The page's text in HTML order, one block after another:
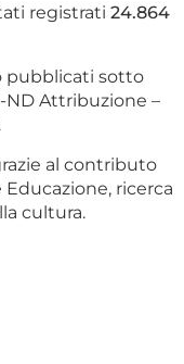
registrati 24.864
pubblicati sotto
ND Attribuzione –
al contributo
ricerca
cultura.